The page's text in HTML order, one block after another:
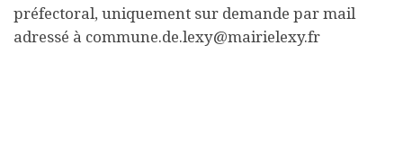
préfectoral, uniquement sur demande par mail
adressé à commune.de.lexy@mairielexy.fr